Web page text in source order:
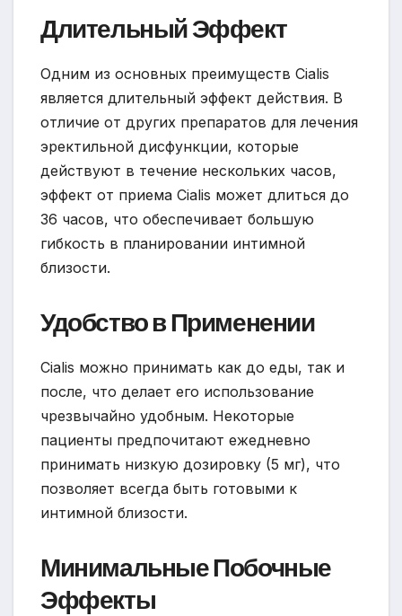
Длительный Эффект
Одним из основных преимуществ Cialis
является длительный эффект действия. В
отличие от других препаратов для лечения
эректильной дисфункции, которые
действуют в течение нескольких часов,
эффект от приема Cialis может длиться до
36 часов, что обеспечивает большую
гибкость в планировании интимной
близости.
Удобство в Применении
Cialis можно принимать как до еды, так и
после, что делает его использование
чрезвычайно удобным. Некоторые
пациенты предпочитают ежедневно
принимать низкую дозировку (5 мг), что
позволяет всегда быть готовыми к
интимной близости.
Минимальные Побочные
Эффекты